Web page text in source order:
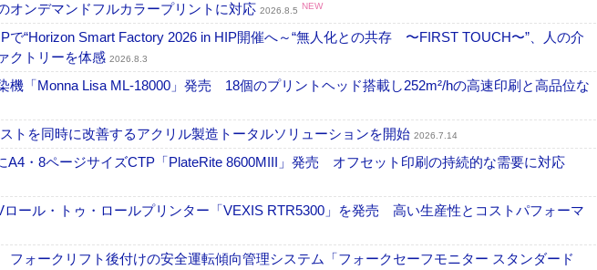
オンデマンドフルカラープリントに対応 2026.8.5 NEW
で“Horizon Smart Factory 2026 in HIP開催へ～“無人化との共存 〜FIRST TOUCH〜”、人の介
クトリーを体感 2026.8.3
「Monna Lisa ML-18000」発売 18個のプリントヘッド搭載し252m²/hの高速印刷と高品位な
トを同時に改善するアクリル製造トータルソリューションを開始 2026.7.14
・8ページサイズCTP「PlateRite 8600MIII」発売 オフセット印刷の持続的な需要に対応
ール・トゥ・ロールプリンター「VEXIS RTR5300」を発売 高い生産性とコストパフォーマ
ォークリフト後付けの安全運転傾向管理システム「フォークセーフモニター スタンダード